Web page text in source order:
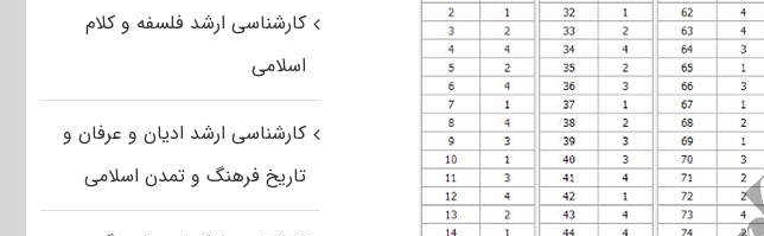
کارشناسی ارشد فلسفه و کلام
اسلامی
کارشناسی ارشد ادیان و عرفان و
تاریخ فرهنگ و تمدن اسلامی